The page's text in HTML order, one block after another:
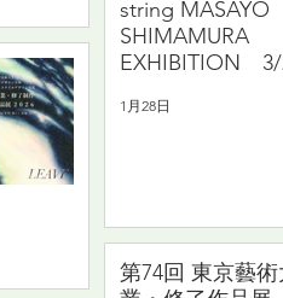
string MASAYO
SHIMAMURA
EXHIBITION 3/
1月28日
第74回 東京藝